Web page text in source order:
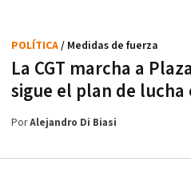
La CGT marcha a
sigue el plan de lucha
POLÍTICA/ Medidas de fuerza
PorAlejandro Di Biasi